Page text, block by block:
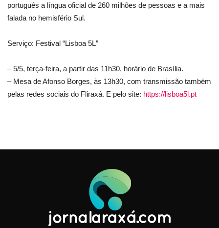
português a língua oficial de 260 milhões de pessoas e a mais
falada no hemisfério Sul.
Serviço: Festival “Lisboa 5L”
– 5/5, terça-feira, a partir das 11h30, horário de Brasília.
– Mesa de Afonso Borges, às 13h30, com transmissão também
pelas redes sociais do Fliraxá. E pelo site: https://lisboa5l.pt